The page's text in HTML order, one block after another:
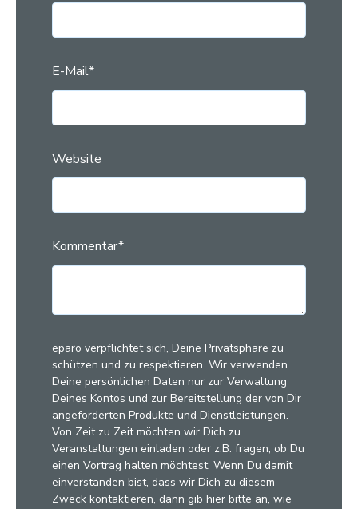
E-Mail*
Website
Kommentar*
eparo verpflichtet sich, Deine Privatsphäre zu
schützen und zu respektieren. Wir verwenden
Deine persönlichen Daten nur zur Verwaltung
Deines Kontos und zur Bereitstellung der von Dir
angeforderten Produkte und Dienstleistungen.
Von Zeit zu Zeit möchten wir Dich zu
Veranstaltungen einladen oder z.B. fragen, ob Du
einen Vortrag halten möchtest. Wenn Du damit
einverstanden bist, dass wir Dich zu diesem
Zweck kontaktieren, dann gib hier bitte an, wie